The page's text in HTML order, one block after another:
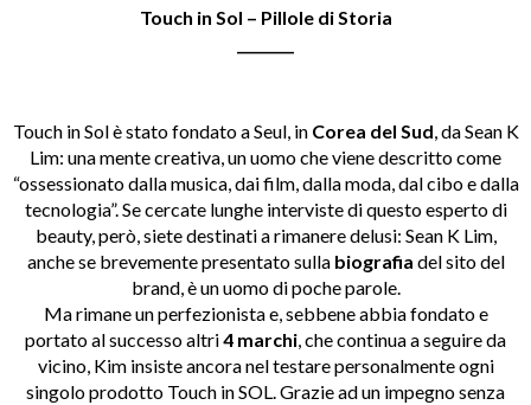
Touch in Sol – Pillole di Storia
Touch in Sol è stato fondato a Seul, in Corea del Sud, da Sean K
Lim: una mente creativa, un uomo che viene descritto come
“ossessionato dalla musica, dai film, dalla moda, dal cibo e dalla
tecnologia”. Se cercate lunghe interviste di questo esperto di
beauty, però, siete destinati a rimanere delusi: Sean K Lim,
anche se brevemente presentato sulla biografia del sito del
brand, è un uomo di poche parole.
Ma rimane un perfezionista e, sebbene abbia fondato e
portato al successo altri4 marchi, che continua a seguire da
vicino, Kim insiste ancora nel testare personalmente ogni
singolo prodotto Touch in SOL. Grazie ad un impegno senza